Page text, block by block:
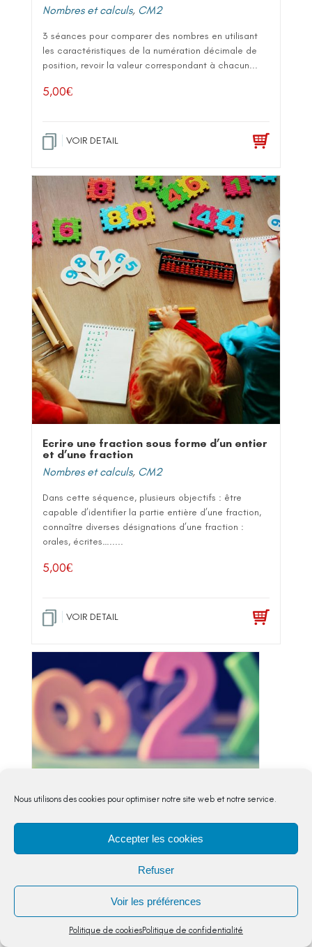
Nous utilisons des cookies pour optimiser notre site web et notre service.
Accepter les cookies
Refuser
Voir les préférences
Politique de cookiesPolitique de confidentialité
Nombres et calculs, CM2
3 séances pour comparer des nombres en utilisant
les caractéristiques de la numération décimale de
position, revoir la valeur correspondant à chacun...
5,00€
VOIR DETAIL
Ecrire une fraction sous forme d’un entier
et d’une fraction
Nombres et calculs, CM2
Dans cette séquence, plusieurs objectifs : être
capable d’identifier la partie entière d’une fraction,
connaître diverses désignations d’une fraction :
orales, écrites….....
5,00€
VOIR DETAIL
Encadrer une fraction par deux
entiers consécutifs
Nombres et calculs,CM2